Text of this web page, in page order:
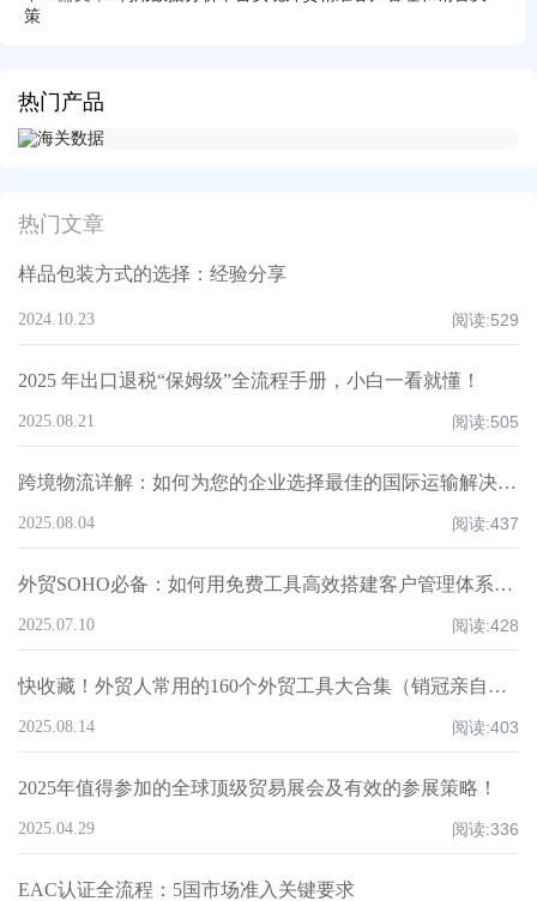
热门产品
热门文章
样品包装方式的选择：经验分享
2024.10.23 阅读:529
2025 年出口退税“保姆级”全流程手册，小白一看就懂！
2025.08.21 阅读:505
跨境物流详解：如何为您的企业选择最佳的国际运输解决方案
2025.08.04 阅读:437
外贸SOHO必备：如何用免费工具高效搭建客户管理体系提升跟进效率
2025.07.10 阅读:428
快收藏！外贸人常用的160个外贸工具大合集（销冠亲自实践）！
2025.08.14 阅读:403
2025年值得参加的全球顶级贸易展会及有效的参展策略！
2025.04.29 阅读:336
EAC认证全流程：5国市场准入关键要求
策